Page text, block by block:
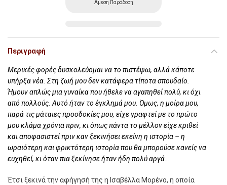
Αμεση Παράδοση
Περιγραφή
Μερικές φορές δυσκολεύομαι να το πιστέψω, αλλά κάποτε
υπήρξα νέα. Στη ζωή μου δεν κατάφερα τίποτα σπουδαίο.
Ήμουν απλώς μια γυναίκα που ήθελε να αγαπηθεί πολύ, κι όχι
από πολλούς. Αυτό ήταν το έγκλημά μου. Όμως, η μοίρα μου,
παρά τις μάταιες προσδοκίες μου, είχε γραφτεί με το πρώτο
μου κλάμα χρόνια πριν, κι όπως πάντα το μέλλον είχε κριθεί
και αποφασιστεί πριν καν ξεκινήσει εκείνη η ιστορία – η
ωραιότερη και φρικτότερη ιστορία που θα μπορούσε κανείς να
ευχηθεί, κι όταν πια ξεκίνησε ήταν ήδη πολύ αργά…
Έτσι ξεκινά την αφήγησή της η Ισαβέλλα Μορένο, η οποία